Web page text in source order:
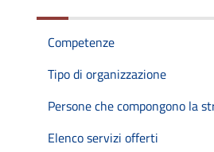
Competenze
Tipo di organizzazione
Persone che compongono la
Elenco servizi offerti